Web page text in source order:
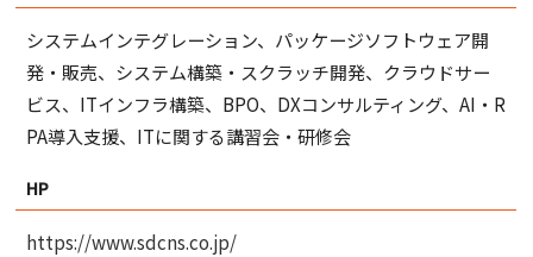
システムインテグレーション、パッケージソフトウェア開
発・販売、システム構築・スクラッチ開発、クラウドサー
ビス、ITインフラ構築、BPO、DXコンサルティング、AI・R
PA導入支援、ITに関する講習会・研修会
HP
https://www.sdcns.co.jp/